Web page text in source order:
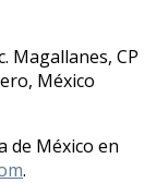
Magallanes, CP
México
de México en
.